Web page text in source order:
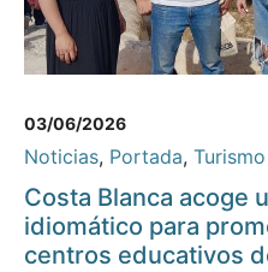
03/06/2026
Noticias, Portada, Turismo
Costa Blanca acoge
idiomático para
centros educativos